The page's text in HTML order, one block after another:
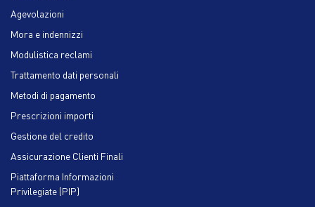
Agevolazioni
Mora e indennizzi
Modulistica reclami
Trattamento dati personali
Metodi di pagamento
Prescrizioni importi
Gestione del credito
Assicurazione Clienti Finali
Piattaforma Informazioni
Privilegiate (PIP)